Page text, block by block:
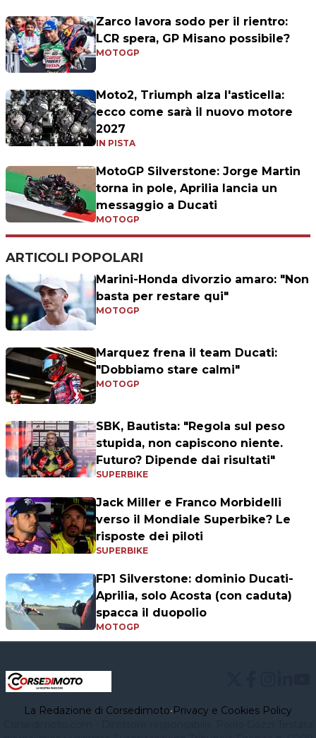
Zarco lavora sodo per il rientro:
LCR spera, GP Misano possibile?
MOTOGP
Moto2, Triumph alza l'asticella:
ecco come sarà il nuovo motore
2027
IN PISTA
MotoGP Silverstone: Jorge Martin
torna in pole, Aprilia lancia un
messaggio a Ducati
MOTOGP
ARTICOLI POPOLARI
Marini-Honda divorzio amaro: "Non
basta per restare qui"
MOTOGP
Marquez frena il team Ducati:
"Dobbiamo stare calmi"
MOTOGP
SBK, Bautista: "Regola sul peso
stupida, non capiscono niente.
Futuro? Dipende dai risultati"
SUPERBIKE
Jack Miller e Franco Morbidelli
verso il Mondiale Superbike? Le
risposte dei piloti
SUPERBIKE
FP1 Silverstone: dominio Ducati-
Aprilia, solo Acosta (con caduta)
spacca il duopolio
MOTOGP
La Redazione di Corsedimoto•Privacy e Cookies Policy